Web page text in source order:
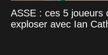
ASSE : ces 5 joueurs
exploser avec Ian